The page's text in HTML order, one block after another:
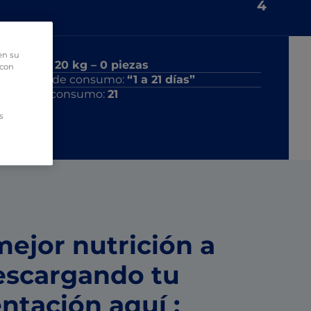
4
Saco de: 20 kg –0 piezas
Periodo de consumo: “1 a 21 días”
Días de consumo: 21
nutrición a
tu
su